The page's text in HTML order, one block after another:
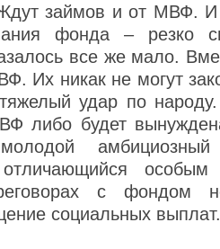
займов и от МВФ. И
фонда – резко
все же мало.
Их никак не могут
удар по
либо будет
особым
с фондом
социальных выплат.